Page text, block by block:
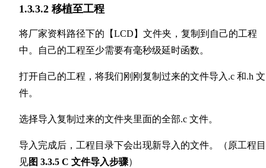
1.3.3.2 移植至工程
将厂家资料路径下的【LCD】文件夹，复制到自己的工程
中。自己的工程至少需要有毫秒级延时函数。
打开自己的工程，将我们刚刚复制过来的文件导入.c 和.h 文
件。
选择导入复制过来的文件夹里面的全部.c 文件。
导入完成后，工程目录下会出现新导入的文件。（原工程
见图 3.3.5 C 文件导入步骤）